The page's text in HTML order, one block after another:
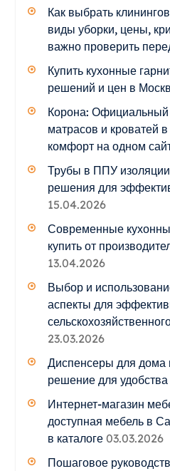
Как выбрать
виды уборки, цены,
важно проверить
Купить кухонные
решений и цен в
Корона: Официальный
матрасов и кроватей
комфорт на одном
Трубы в ППУ
решения для
15.04.2026
Современные
купить от
13.04.2026
Выбор и
аспекты для
23.03.2026
Диспенсеры для дома
решение для удобства
Интернет-магазин
доступная мебель в
в каталоге 03.03.2026
Пошаговое